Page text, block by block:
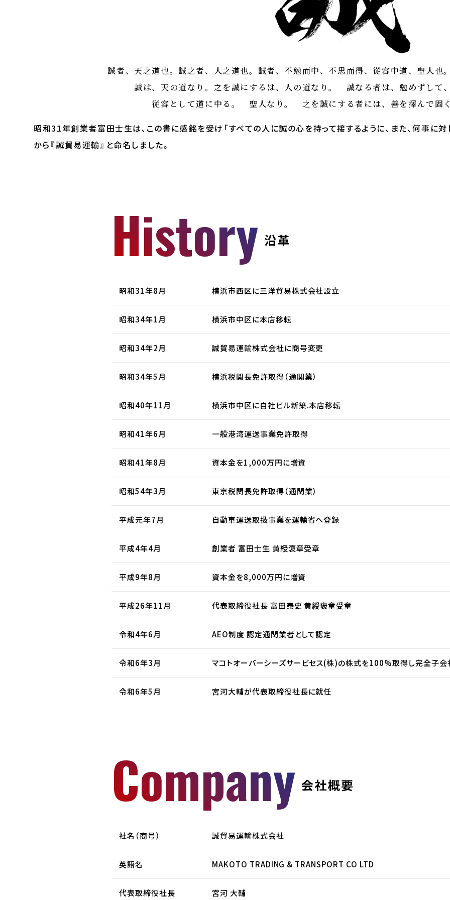
誠者、天之道也。誠之者、人之道也。誠者、不勉而中、不思而得、從容中道、聖人也
誠は、天の道なり。之を誠にするは、人の道なり。 誠なる者は、勉めずして
従容として道に中る。 聖人なり。 之を誠にする者には、善を擇んで固
昭和31年創業者富田士生は､この書に感銘を受け「すべての人に誠の心を持って接するように、また、何事に
から『誠貿易運輸』と命名しました。
History 沿革
昭和31年8月 横浜市西区に三洋貿易株式会社設立
昭和34年1月 横浜市中区に本店移転
昭和34年2月 誠貿易運輸株式会社に商号変更
昭和34年5月 横浜税関長免許取得（通関業）
昭和40年11月 横浜市中区に自社ビル新築.本店移転
昭和41年6月 一般港湾運送事業免許取得
昭和41年8月 資本金を1,000万円に増資
昭和54年3月 東京税関長免許取得（通関業）
平成元年7月 自動車運送取扱事業を運輸省へ登録
平成4年4月 創業者 富田士生 黄綬褒章受章
平成9年8月 資本金を8,000万円に増資
平成26年11月 代表取締役社長 富田泰史 黄綬褒章受章
令和4年6月 AEO制度 認定通関業者として認定
令和6年3月 マコトオーバーシーズサービセス(株)の株式を100%取得し完全子会
令和6年5月 宮河大輔が代表取締役社長に就任
Company 会社概要
社名（商号） 誠貿易運輸株式会社
英語名 MAKOTO TRADING & TRANSPORT CO LTD
代表取締役社長 宮河 大輔